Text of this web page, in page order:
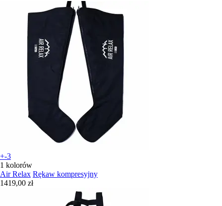
+-3
1 kolorów
Air Relax Rękaw kompresyjny
1419,00 zł